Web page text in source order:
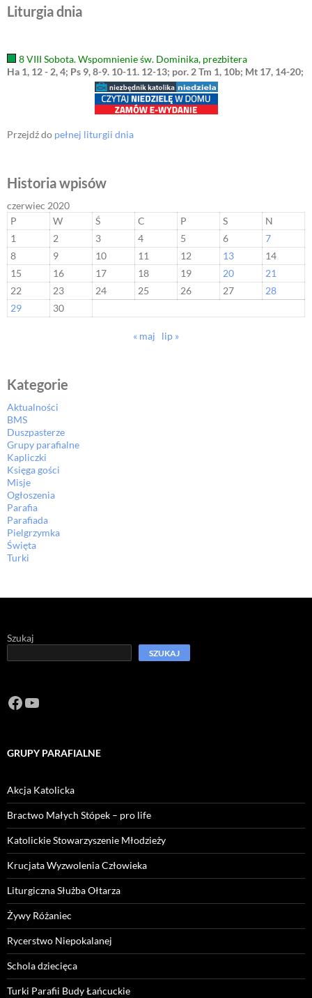
Liturgia dnia
8 VIII Sobota. Wspomnienie św. Dominika, prezbitera
Ha 1, 12 - 2, 4; Ps 9, 8-9. 10-11. 12-13; por. 2 Tm 1, 10b; Mt 17, 14-20;
Przejdź do pełnej liturgii dnia
Historia wpisów
czerwiec 2020
P
W Ś C P S
N
1
2 3 4 5 6
7
8
9 10 11 12 13
14
15
16 17 18 19 20
21
22
23 24 25 26 27
28
29
30
« maj lip »
Kategorie
Aktualności
BMS
Duszpasterze
Grupy parafialne
Kapliczki
Księga gości
Misje
Ogłoszenia
Parafia
Parafiada
Pielgrzymka
Święta
Turki
Szukaj
SZUKAJ
Facebook
https://www.youtube.com/channel/
GRUPY PARAFIALNE
Akcja Katolicka
Bractwo Małych Stópek – pro life
Katolickie Stowarzyszenie Młodzieży
Krucjata Wyzwolenia Człowieka
Liturgiczna Służba Ołtarza
Żywy Różaniec
Rycerstwo Niepokalanej
Schola dziecięca
Turki Parafii Budy Łańcuckie